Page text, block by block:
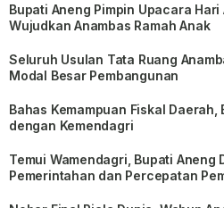
Bupati Aneng Pimpin Upacara
Wujudkan Anambas Ramah Anak
Seluruh Usulan Tata Ruang
Modal Besar Pembangunan
Bahas Kemampuan Fiskal Daerah,
dengan Kemendagri
Temui Wamendagri, Bupati Aneng
Pemerintahan dan Percepatan